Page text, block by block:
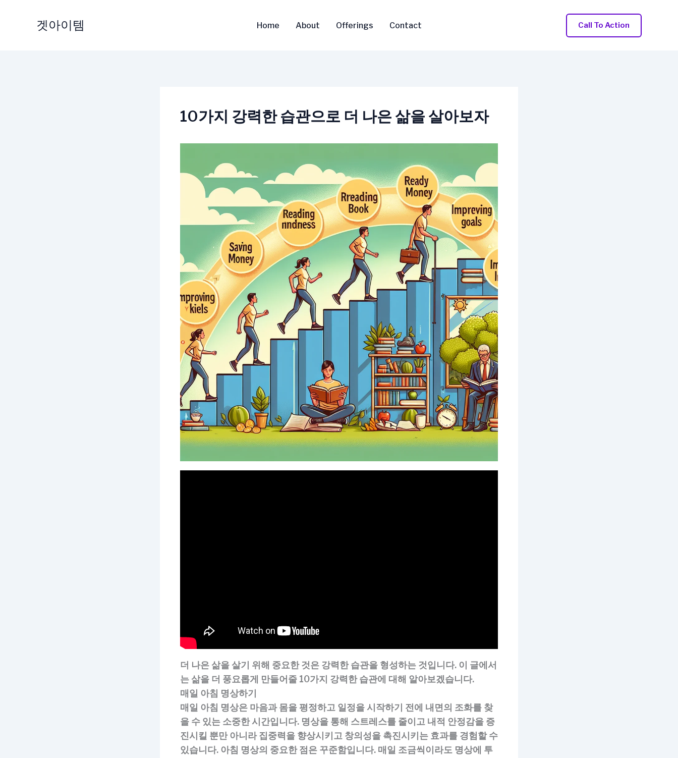
겟아이템 Home About Offerings Contact Call To Action
10가지 강력한 습관으로 더 나은 삶을 살아보자
더 나은 삶을 살기 위해 중요한 것은 강력한 습관을 형성하는 것입니다. 이 글에서
는 삶을 더 풍요롭게 만들어줄 10가지 강력한 습관에 대해 알아보겠습니다.
매일 아침 명상하기
매일 아침 명상은 마음과 몸을 평정하고 일정을 시작하기 전에 내면의 조화를 찾
을 수 있는 소중한 시간입니다. 명상을 통해 스트레스를 줄이고 내적 안정감을 증
진시킬 뿐만 아니라 집중력을 향상시키고 창의성을 촉진시키는 효과를 경험할 수
있습니다. 아침 명상의 중요한 점은 꾸준함입니다. 매일 조금씩이라도 명상에 투